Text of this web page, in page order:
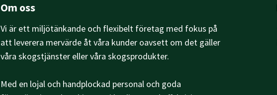
Om oss
Vi är ett miljötänkande och flexibelt företag med fokus på
att leverera mervärde åt våra kunder oavsett om det gäller
våra skogstjänster eller våra skogsprodukter.
Med en lojal och handplockad personal och goda